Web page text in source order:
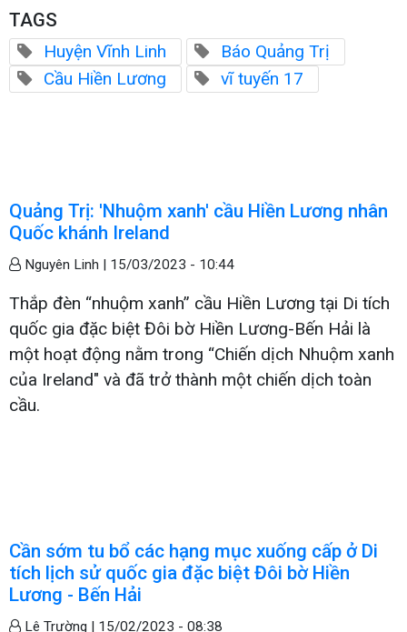
TAGS
Huyện Vĩnh Linh
Báo Quảng Trị
Cầu Hiền Lương
vĩ tuyến 17
Quảng Trị: 'Nhuộm xanh' cầu Hiền Lương nhân
Quốc khánh Ireland
Nguyên Linh | 15/03/2023 - 10:44
Thắp đèn “nhuộm xanh” cầu Hiền Lương tại Di tích
quốc gia đặc biệt Đôi bờ Hiền Lương-Bến Hải là
một hoạt động nằm trong “Chiến dịch Nhuộm xanh
của Ireland" và đã trở thành một chiến dịch toàn
cầu.
Cần sớm tu bổ các hạng mục xuống cấp ở Di
tích lịch sử quốc gia đặc biệt Đôi bờ Hiền
Lương - Bến Hải
Lê Trường | 15/02/2023 - 08:38